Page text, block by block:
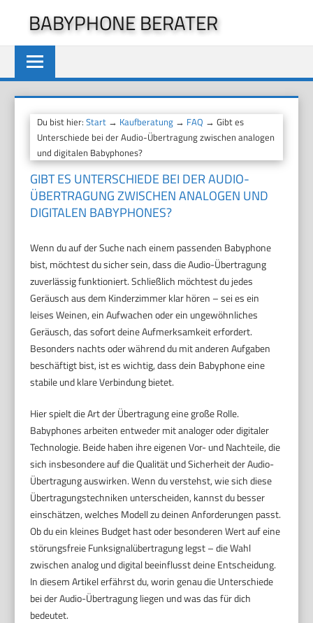
springen
BABYPHONE BERATER
Du bist hier:Start → Kaufberatung → FAQ → Gibt es
Unterschiede bei der Audio-Übertragung zwischen analogen
und digitalen Babyphones?
GIBT ES UNTERSCHIEDE BEI DER AUDIO-
ÜBERTRAGUNG ZWISCHEN ANALOGEN UND
DIGITALEN BABYPHONES?
Wenn du auf der Suche nach einem passenden Babyphone
bist, möchtest du sicher sein, dass die Audio-Übertragung
zuverlässig funktioniert. Schließlich möchtest du jedes
Geräusch aus dem Kinderzimmer klar hören – sei es ein
leises Weinen, ein Aufwachen oder ein ungewöhnliches
Geräusch, das sofort deine Aufmerksamkeit erfordert.
Besonders nachts oder während du mit anderen Aufgaben
beschäftigt bist, ist es wichtig, dass dein Babyphone eine
stabile und klare Verbindung bietet.
Hier spielt die Art der Übertragung eine große Rolle.
Babyphones arbeiten entweder mit analoger oder digitaler
Technologie. Beide haben ihre eigenen Vor- und Nachteile, die
sich insbesondere auf die Qualität und Sicherheit der Audio-
Übertragung auswirken. Wenn du verstehst, wie sich diese
Übertragungstechniken unterscheiden, kannst du besser
einschätzen, welches Modell zu deinen Anforderungen passt.
Ob du ein kleines Budget hast oder besonderen Wert auf eine
störungsfreie Funksignalübertragung legst – die Wahl
zwischen analog und digital beeinflusst deine Entscheidung.
In diesem Artikel erfährst du, worin genau die Unterschiede
bei der Audio-Übertragung liegen und was das für dich
bedeutet.